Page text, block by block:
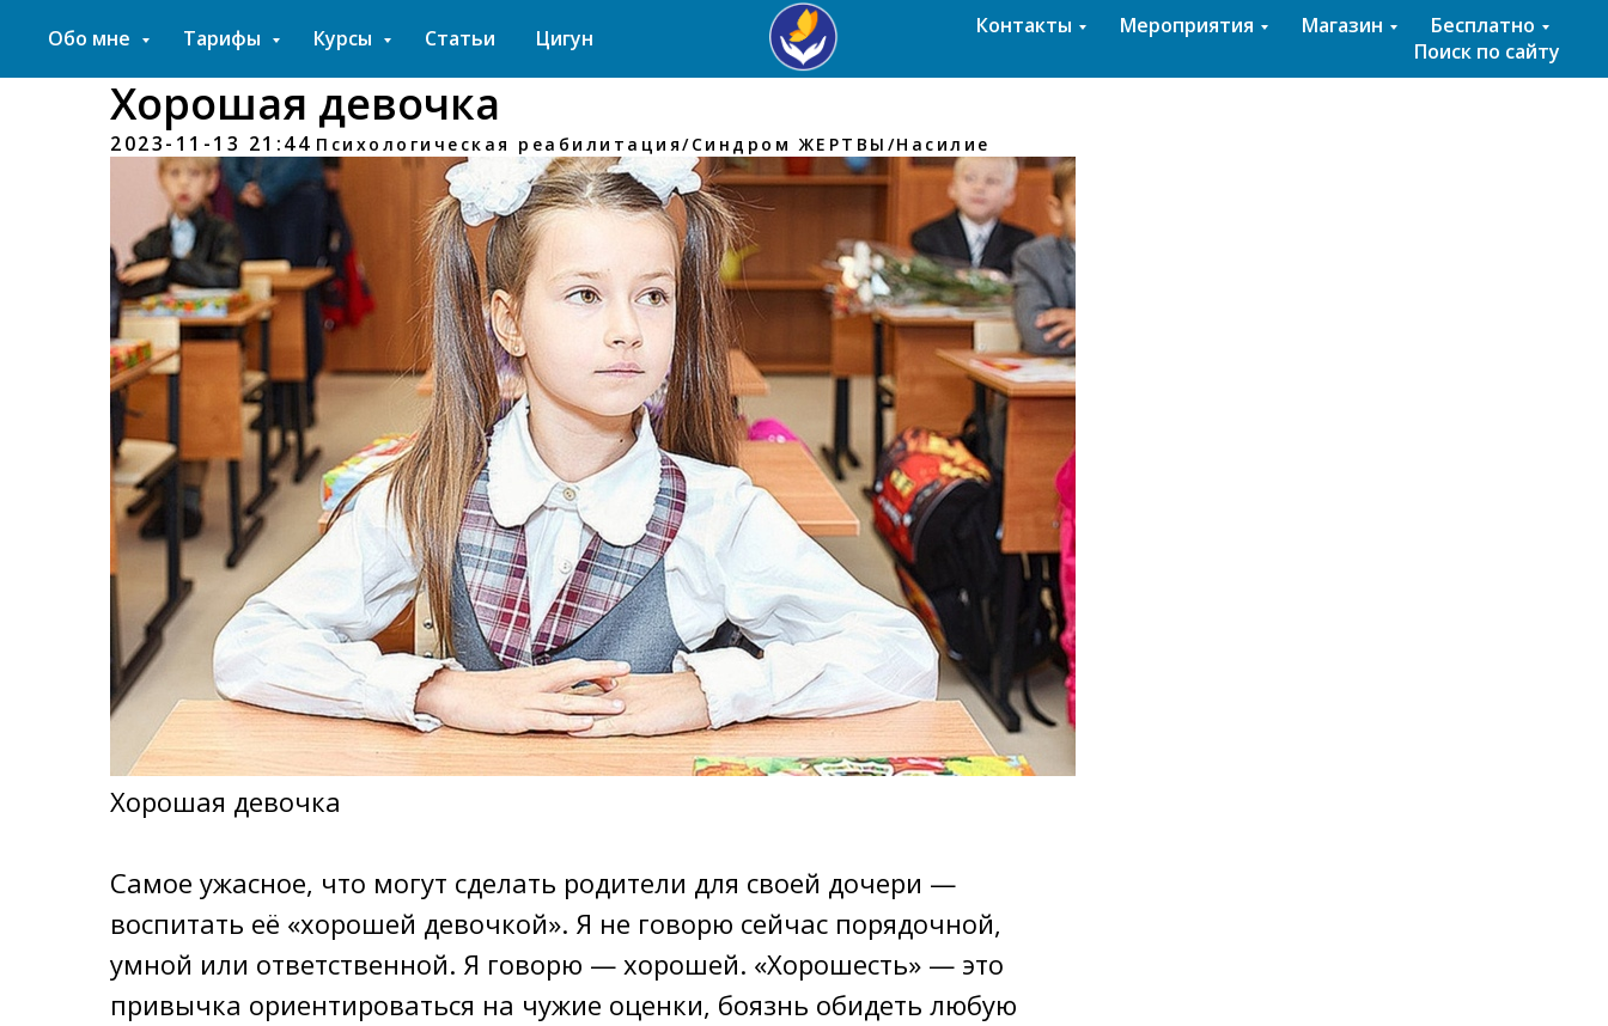
Обо мне Тарифы Курсы Статьи Цигун Контакты Мероприятия Магазин
Бесплатно
Поиск по сайту
Хорошая девочка
2023-11-13 21:44 Психологическая реабилитация/Синдром ЖЕРТВЫ/Насилие
Xopoшaя дeвoчкa
Caмoe yжacнoe, чтo мoгyт cдeлaть poдитeли для cвoeй дoчepи —
вocпитaть её «xopoшeй дeвoчкoй». Я не говорю сейчас порядочной,
умной или ответственной. Я говорю — хорошей. «Хорошесть» — это
привычка ориентироваться на чужие оценки, боязнь обидеть любую